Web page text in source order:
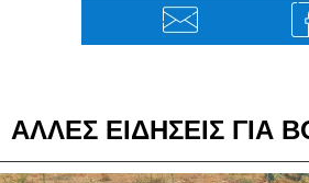
ΑΛΛΕΣ ΕΙΔΗΣΕΙΣ ΓΙΑ